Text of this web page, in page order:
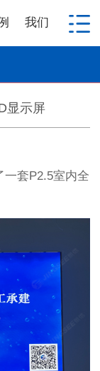
我们
显示屏
一套P2.5室内全